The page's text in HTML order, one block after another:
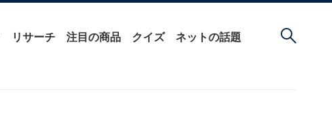
リサーチ 注目の商品 クイズ ネットの話題